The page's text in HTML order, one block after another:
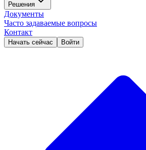
Решения
Документы
Часто задаваемые вопросы
Контакт
Начать сейчас Войти